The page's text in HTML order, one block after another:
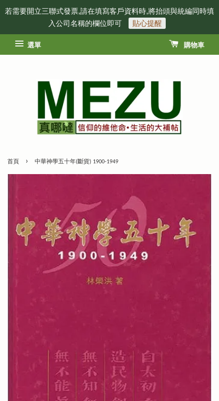
若需要開立三聯式發票,請在填寫客戶資料時,將抬頭與統編同時填
入公司名稱的欄位即可
貼心提醒
選單 購物車
首頁 › 中華神學五十年(斷貨) 1900-1949